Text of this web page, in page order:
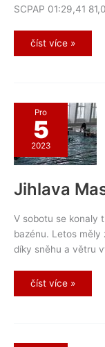
SCPAP 01:29,41
39.
číst více »
Pro
5
2023
Jihlava
V sobotu se konaly
bazénu. Letos měly
díky sněhu a větru
Jihlava
číst více »